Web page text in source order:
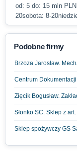
od: 5 do: 15 mln
20sobota: 8-
Podobne firmy
Brzoza Jarosław.
Centrum
Zięcik Bogusław.
Słonko SC. Sklep z
Sklep spożywczy GS